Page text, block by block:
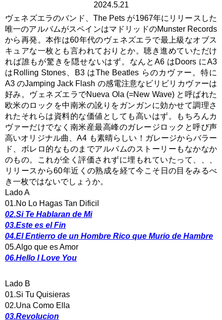
2024.5.21
ヴェネズエラのバンド、The Pets が1967年にリリースした
唯一のアルバムがスペインはマドリッドのMunster Records
から再発。本作は60年代のヴェネズエラで最上級なオブス
キュアな一枚とも言われておりとか。聴き進めていただけ
れば誰もが驚きを隠せないはず。なんとA6 はDoors にA3
はRolling Stones、B3 はThe Beatles らのカヴァー。特に
A3 のJamping Jack Flash の感電注意なビリビリカヴァーは
好み。ヴェネズエラでNueva Ola (=New Wave) と呼ばれた
欧米のロックを中南米の訛りをガンガンに効かせて調理さ
れたそれらは資料的な価値としても高いはず。もちろんカ
ヴァーだけでなく南米産最高峰のガレージロックと呼び声
高いオリジナル曲、A4 も素晴らしい！ガレージからバラー
ド、ボレロ的なものまでアルバムのストーリーもなかなか
のもの。これが全く評価されずに埋もれていたって、、、
リリースから60年近くの熟成を経て今こそ日の目をみるべ
き一枚ではないでしょうか。
Lado A
01.No Lo Hagas Tan Dificil
02.Si Te Hablaran de Mi
03.Este es el Fin
04.El Entierro de un Hombre Rico que Murio de Hambre
05.Algo que es Amor
06.Hello I Love You
Lado B
01.Si Tu Quisieras
02.Una Como Ella
03.Revolucion